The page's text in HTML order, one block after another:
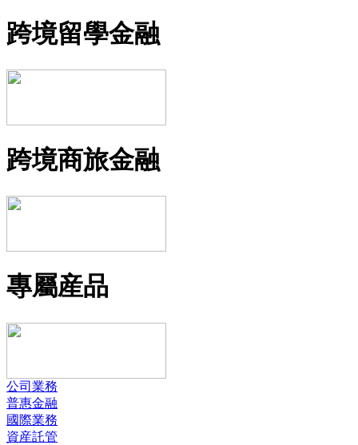
跨境留學金融
跨境商旅金融
專屬産品
公司業務
普惠金融
國際業務
資産託管